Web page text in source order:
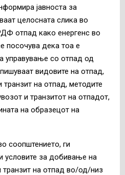
јавноста за
целосната слика во
отпад како енергенс во
посочува дека тоа е
управување со отпад од
видовите на отпад,
транзит на отпад, методите
и транзитот на отпадот,
на образецот на
соопштението, ги
условите за добивање на
транзит на отпад во/од/низ